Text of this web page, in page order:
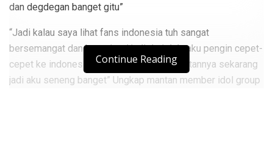
dan degdegan banget gitu”
“Jadi kalau saya lihat fans indonesia tuh sangat
bersemangat dan berapi-api jadi dari dulu aku pengin cepet-
cepet ke indonesia tapi baru ada kesempatannya sekarang
jadi aku seneng banget” Ungkap mantan member idol group
Continue Reading